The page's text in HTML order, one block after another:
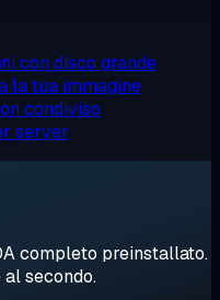
con disco grande
la tua immagine
condiviso
server
completo preinstallato.
secondo.